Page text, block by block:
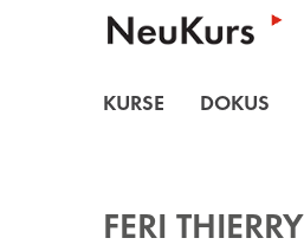
MITGLIEDSCHAFT
KURSE DOKUS
FERI THIERRY